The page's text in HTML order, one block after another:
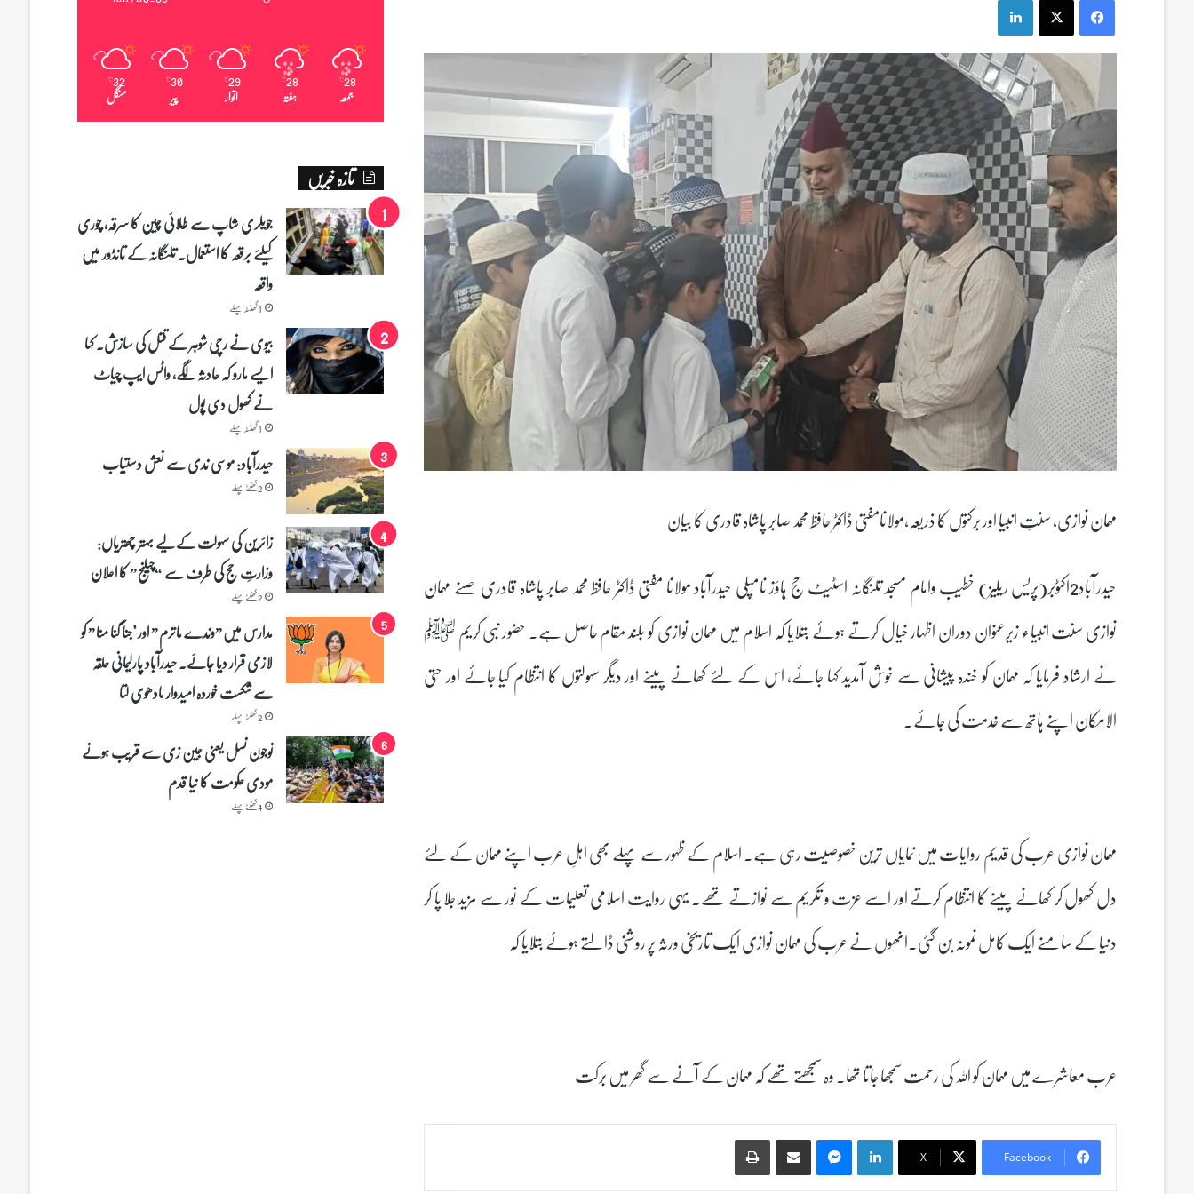
مہمان نوازی، سنتِ انبیا اور برکتوں کا ذریعہ،مولانامفتی ڈاکٹر حافظ محمد صابر پاشاہ قادری کا بیان
حیدرآباد2اکٹوبر(پریس ریلیز) خطیب وامام مسجد تلنگانہ اسٹیٹ حج ہاؤز نامپلی حیدرآباد مولانا مفتی ڈاکٹر حافظ محمد صابر پاشاہ قادری صنے مہمان
نوازی سنت انبیاء زیرعنوان دوران اظہار خیال کرتے ہوئے بتلایا کہ اسلام میں مہمان نوازی کو بلند مقام حاصل ہے۔ حضور نبی کریم ﷺ
نے ارشاد فرمایا کہ مہمان کو خندہ پیشانی سے خوش آمدید کہا جائے، اس کے لئے کھانے پینے اور دیگر سہولتوں کا انتظام کیا جائے اور حتی
الامکان اپنے ہاتھ سے خدمت کی جائے۔
مہمان نوازی عرب کی قدیم روایات میں نمایاں ترین خصوصیت رہی ہے۔ اسلام کے ظہور سے پہلے بھی اہلِ عرب اپنے مہمان کے لئے
دل کھول کر کھانے پینے کا انتظام کرتے اور اسے عزت و تکریم سے نوازتے تھے۔ یہی روایت اسلامی تعلیمات کے نور سے مزید جَلا پا کر
دنیا کے سامنے ایک کامل نمونہ بن گئی۔انھوں نے عرب کی مہمان نوازی ایک تاریخی ورثہ پر روشنی ڈالتے ہوئے بتلایا کہ
عرب معاشرے میں مہمان کو اللہ کی رحمت سمجھا جاتا تھا۔ وہ سمجھتے تھے کہ مہمان کے آنے سے گھر میں برکت
Facebook
X
LinkedIn
Messenger
Share via Email
Print
28
℃
جمعہ
28
℃
ہفتہ
29
℃
اتوار
30
℃
پیر
32
℃
منگل
تازہ خبریں
جویلری شاپ سے طلائی چین کا سرقہ، چوری
کیلئے برقعہ کا استعمال۔ تلنگانہ کے تانڈور میں
واقعہ
1 گھنٹہ پہلے
بیوی نے رچی شوہر کے قتل کی سازش۔ کہا
ایسے مارو کہ حادثہ لگے، واٹس ایپ چیاٹ
نے کھول دی پول
1 گھنٹہ پہلے
حیدرآباد: موسی ندی سے نعش دستیاب
2 گھنٹے پہلے
زائرین کی سہولت کے لیے بہتر چھتریاں:
وزارتِ حج کی طرف سے “چیلنج” کا اعلان
2 گھنٹے پہلے
مدارس میں”وندے ماترم” اور "جنا گنا منا” کو
لازمی قرار دیا جائے۔ حیدرآباد پارلیمانی حلقہ
سے شکست خوردہ امیدوار مادھوی لتا
2 گھنٹے پہلے
نوجون نسل یعنی جین زی سے قریب ہونے
مودی حکومت کا نیا قدم
4 گھنٹے پہلے